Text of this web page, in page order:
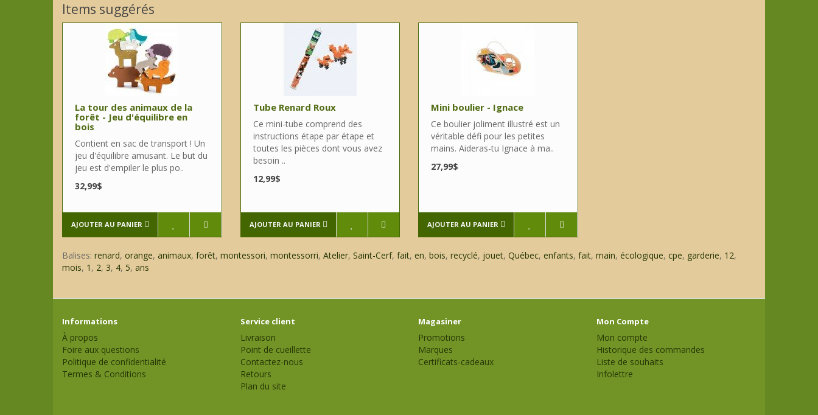
Items suggérés
La tour des animaux de la
forêt - Jeu d'équilibre en
bois
Contient en sac de transport ! Un
jeu d'équilibre amusant. Le but du
jeu est d'empiler le plus po..
32,99$
AJOUTER AU PANIER
Tube Renard Roux
Ce mini-tube comprend des
instructions étape par étape et
toutes les pièces dont vous avez
besoin ..
12,99$
AJOUTER AU PANIER
Mini boulier - Ignace
Ce boulier joliment illustré est un
véritable défi pour les petites
mains. Aideras-tu Ignace à ma..
27,99$
AJOUTER AU PANIER
Balises: renard, orange, animaux, forêt, montessori, montessorri, Atelier, Saint-Cerf, fait, en, bois, recyclé, jouet, Québec, enfants, fait, main, écologique, cpe, garderie, 12,
mois, 1 , 2, 3, 4, 5, ans
Informations
À propos
Foire aux questions
Politique de confidentialité
Termes & Conditions
Service client
Livraison
Point de cueillette
Contactez-nous
Retours
Plan du site
Magasiner
Promotions
Marques
Certificats-cadeaux
Mon Compte
Mon compte
Historique des commandes
Liste de souhaits
Infolettre